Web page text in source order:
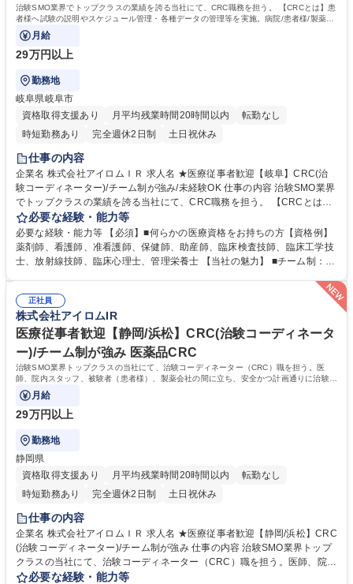
治験SMO業界でトップクラスの業績を誇る当社にて、CRC職務を担う。 【CRCとは】患
者様へ試験の説明やスケジュール管理・各種データの管理等を実施。病院/患者様/製薬企
業の間で安全で円滑な治験の実施を支援。
月給
29万円以上
勤務地
岐阜県岐阜市
資格取得支援あり
月平均残業時間20時間以内
転勤なし
時短勤務あり
完全週休2日制 土日祝休み
仕事の内容
企業名 株式会社アイロムＩＲ 求人名 ★医療従事者歓迎【岐阜】CRC(治
験コーディネーター)/チーム制が強み/未経験OK 仕事の内容 治験SMO業界
でトップクラスの業績を誇る当社にて、CRC職務を担う。 【CRCとは】
患者様へ試験の説明やスケジュール管理・各種データの管理等を実施。病
院/患者様/製薬企業の間で安全で円滑な治験の実施を支援。 【具体的に
は】治験が円滑に進むよう、医師・院内スタッフ・被験者および製薬会社
モニターの間に立ち、GCPを遵守し、十分な安全を確保できる体制を維持
トを行う。【案件例】生活習慣病や癌、高齢化に伴う疾患等【当社の特
徴】1つの施設に複数名のCRCが勤務しているため、チーム制にて負担を
分散させることができ、比較的柔軟な働き方が可能。 募集職種 ★医療従
事者歓迎【岐阜】CRC(治験コーディネーター)/チーム制が強み/未経験OK
必要な経験・能力等
必要な経験・能力等 【必須】■何らかの医療資格をお持ちの方【資格例】
薬剤師、看護師、准看護師、保健師、助産師、臨床検査技師、臨床工学技
士、放射線技師、臨床心理士、管理栄養士 【当社の魅力】 ■チーム制：通
広いキャリア形成が可能。■働き方：チーム制を採用しているためメンバ
ー同士で協力して休日を取得することが可能。残業も月平均15h程■研
修：新卒採用を早期に実施した歴史があるため座学やOJT含め育成環境は
整備。入社後導入研修＋6ヶ月間のOJT研修（実地研修）を想定。CRC/S
MA社内認定制度も有。 学歴・資格 学歴：大学院 大学 高専 短大 専修学校
語学力： 資格：看護師 診療放射線技師 臨床工学技士
正社員
株式会社アイロムIR
医療従事者歓迎【静岡/浜松】CRC(治験コーディネータ
ー)/チーム制が強み 医薬品CRC
治験SMO業界トップクラスの当社にて、治験コーディネーター（CRC）職を担う。医
師、院内スタッフ、被験者（患者様）、製薬会社の間に立ち、安全かつ計画通りに治験が
進行するよう支援する。
月給
29万円以上
勤務地
静岡県
資格取得支援あり
月平均残業時間20時間以内
転勤なし
時短勤務あり
完全週休2日制 土日祝休み
仕事の内容
企業名 株式会社アイロムＩＲ 求人名 ★医療従事者歓迎【静岡/浜松】CRC
(治験コーディネーター)/チーム制が強み 仕事の内容 治験SMO業界トップ
クラスの当社にて、治験コーディネーター（CRC）職を担う。医師、院内
スタッフ、被験者（患者様）、製薬会社の間に立ち、安全かつ計画通りに
必要な経験・能力等